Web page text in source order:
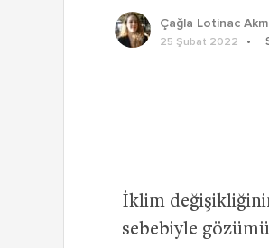
Çağla Lotinac
25 Şubat 2022
İklim
sebebiyle